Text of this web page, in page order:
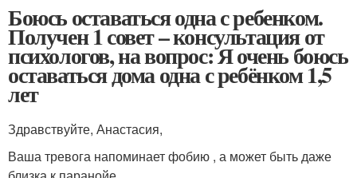
Боюсь оставаться одна с ребенком.
Получен 1 совет – консультация от
психологов, на вопрос: Я очень боюсь
оставаться дома одна с ребёнком 1,5
лет
Здравствуйте, Анастасия,
Ваша тревога напоминает фобию , а может быть даже